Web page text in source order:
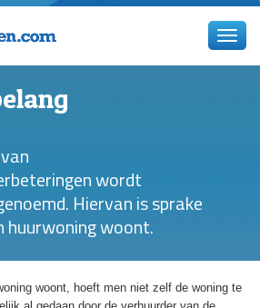
wordt
Hiervan is sprake
huurwoning woont.
woont, hoeft men niet zelf de woning te